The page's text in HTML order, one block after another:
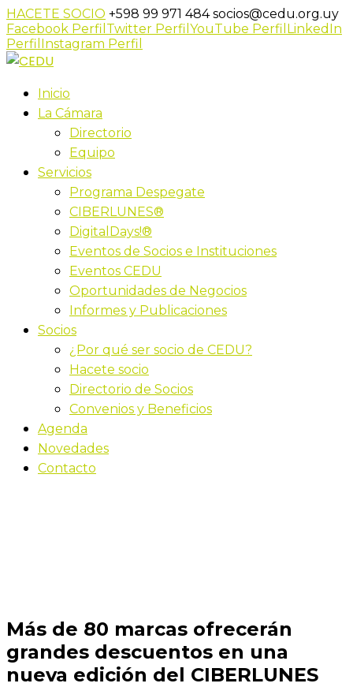
HACETE SOCIO +598 99 971 484socios@cedu.org.uy
Facebook Perfil Twitter Perfil YouTube Perfil LinkedIn
Perfil Instagram Perfil
Inicio
La Cámara
Directorio
Equipo
Servicios
Programa Despegate
CIBERLUNES®
DigitalDays!®
Eventos de Socios e Instituciones
Eventos CEDU
Oportunidades de Negocios
Informes y Publicaciones
Socios
¿Por qué ser socio de CEDU?
Hacete socio
Directorio de Socios
Convenios y Beneficios
Agenda
Novedades
Contacto
Más de 80 marcas ofrecerán
grandes descuentos en una
nueva edición del CIBERLUNES